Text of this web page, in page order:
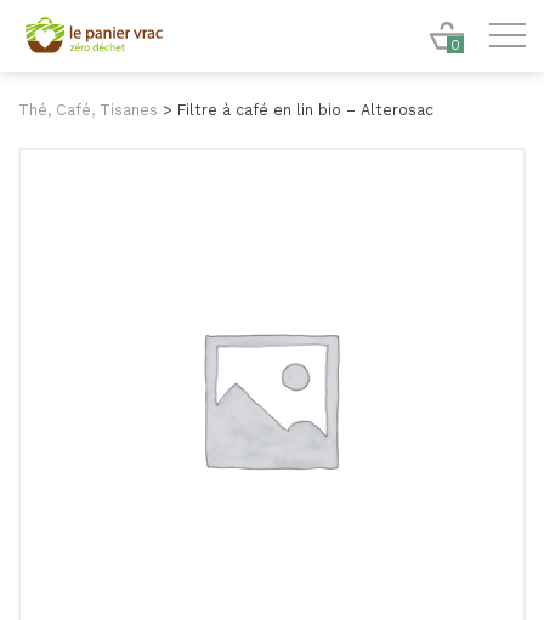
0
Thé, Café, Tisanes > Filtre à café en lin bio – Alterosac